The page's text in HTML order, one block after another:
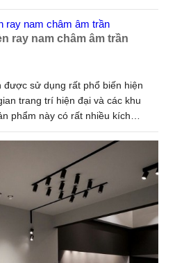
bao nhiêu? Tôi có gửi kèm hình,
mong được shop tư vấn cụ thể! Xin cảm ơn.
ray nam châm âm trần
sử dụng rất phổ biến hiện
trang trí hiện đại và các khu
phẩm này có rất nhiều kích
lựa chọn tùy theo mục đích
dưới đây Virgo Lighting sẽ chia sẻ
đèn ray nam châm âm trần
vọng nó sẽ hữu ích với bạn!